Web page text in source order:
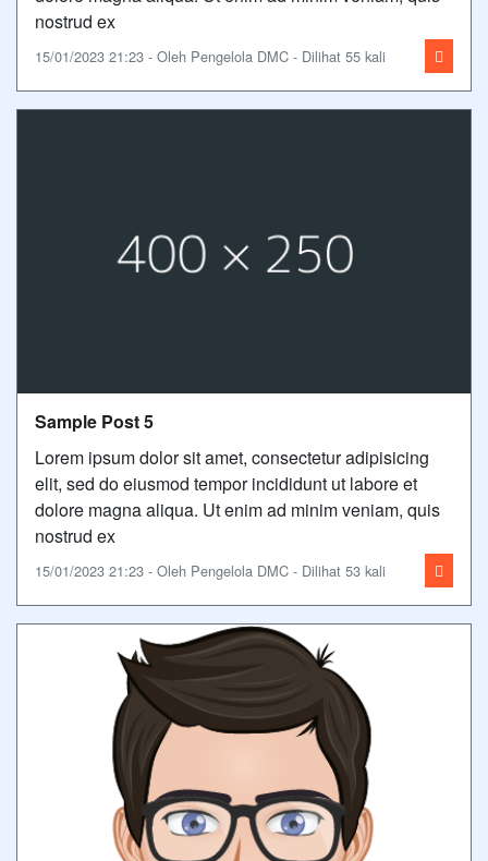
nostrud ex
15/01/2023 21:23 - Oleh Pengelola DMC - Dilihat 55 kali
Sample Post 5
Lorem ipsum dolor sit amet, consectetur adipisicing
elit, sed do eiusmod tempor incididunt ut labore et
dolore magna aliqua. Ut enim ad minim veniam, quis
nostrud ex
15/01/2023 21:23 - Oleh Pengelola DMC - Dilihat 53 kali